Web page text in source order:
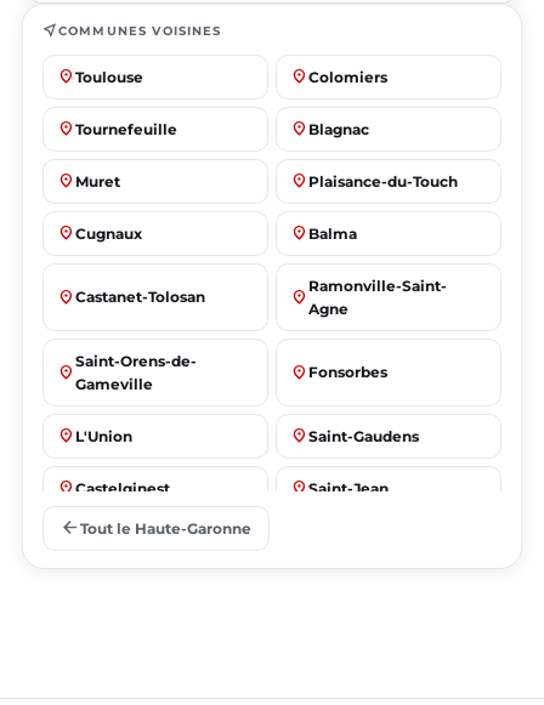
near_meCOMMUNES VOISINES
place Toulouse place Colomiers
place Tournefeuille place Blagnac
place Muret place Plaisance-du-Touch
place Cugnaux place Balma
place Castanet-Tolosan place
Ramonville-Saint-
Agne
place
Saint-Orens-de-
Gameville
place Fonsorbes
place L'Union place Saint-Gaudens
place Castelginest place Saint-Jean
place Villeneuve-Tolosane
arrow_back Tout le Haute-Garonne